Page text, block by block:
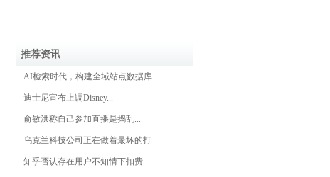
推荐资讯
AI检索时代，构建全域站点数据库...
迪士尼宣布上调Disney...
俞敏洪称自己参加直播是捣乱...
乌克兰科技公司正在做着最坏的打
知乎否认存在用户不知情下扣费...